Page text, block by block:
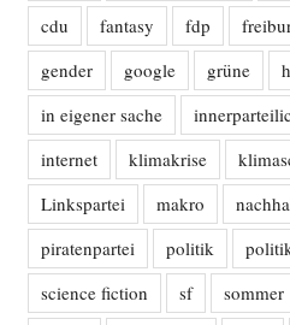
cdu
fantasy fdp
gender
google grüne
in eigener sache
internet
klimakrise
Linkspartei
makro
piratenpartei
politik
science fiction
sf sommer